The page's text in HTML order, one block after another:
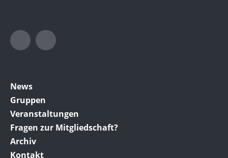
Twitter
News
Gruppen
Veranstaltungen
Fragen zur Mitgliedschaft?
Archiv
Kontakt